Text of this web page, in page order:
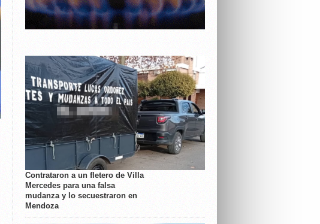
Contrataron a un fletero de Villa
Mercedes para una falsa
mudanza y lo secuestraron en
Mendoza